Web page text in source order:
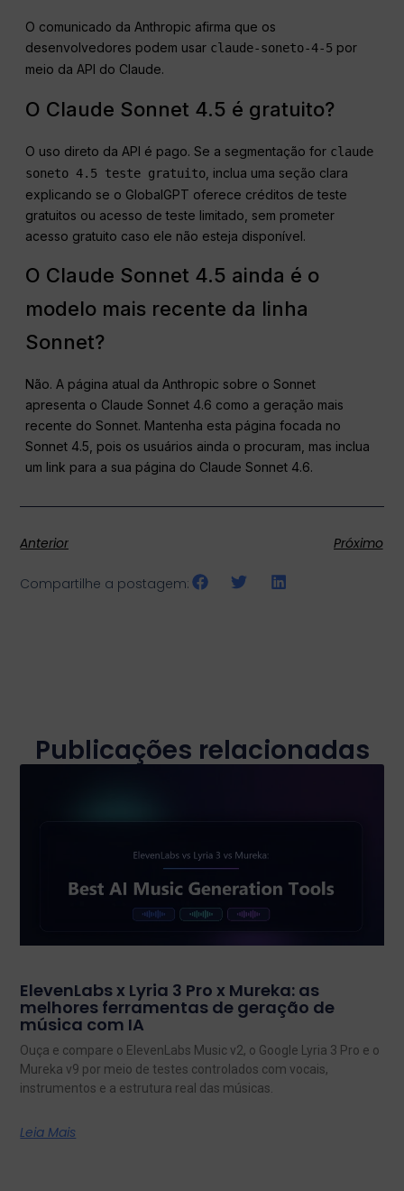
O comunicado da Anthropic afirma que os
desenvolvedores podem usar claude-soneto-4-5 por
meio da API do Claude.
O Claude Sonnet 4.5 é gratuito?
O uso direto da API é pago. Se a segmentação for claude
soneto 4.5 teste gratuito , inclua uma seção clara
explicando se o GlobalGPT oferece créditos de teste
gratuitos ou acesso de teste limitado, sem prometer
acesso gratuito caso ele não esteja disponível.
O Claude Sonnet 4.5 ainda é o
modelo mais recente da linha
Sonnet?
Não. A página atual da Anthropic sobre o Sonnet
apresenta o Claude Sonnet 4.6 como a geração mais
recente do Sonnet. Mantenha esta página focada no
Sonnet 4.5, pois os usuários ainda o procuram, mas inclua
um link para a sua página do Claude Sonnet 4.6.
Anterior Próximo
Compartilhe a postagem:
Publicações relacionadas
ElevenLabs x Lyria 3 Pro x Mureka: as
melhores ferramentas de geração de
música com IA
Ouça e compare o ElevenLabs Music v2, o Google Lyria 3 Pro e o
Mureka v9 por meio de testes controlados com vocais,
instrumentos e a estrutura real das músicas.
Leia Mais